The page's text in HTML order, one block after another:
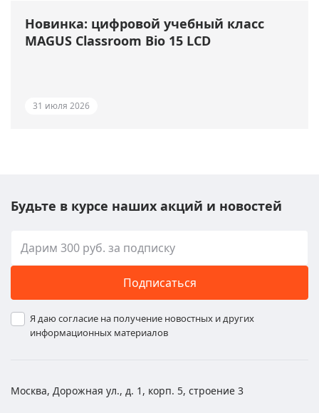
Новинка: цифровой учебный класс
MAGUS Classroom Bio 15 LCD
31 июля 2026
Будьте в курсе наших акций и новостей
Подписаться
Я даю согласие на получение новостных и других
информационных материалов
Москва, Дорожная ул., д. 1, корп. 5, строение 3